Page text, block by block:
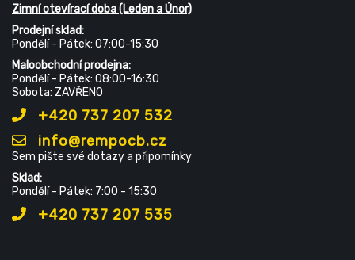
Zimní otevírací doba (Leden a Únor)
Prodejní sklad:
Pondělí - Pátek: 07:00-15:30
Maloobchodní prodejna:
Pondělí - Pátek: 08:00-16:30
Sobota: ZAVŘENO
+420 737 207 532
info@rempocb.cz
Sem pište své dotazy a připomínky
Sklad:
Pondělí - Pátek: 7:00 - 15:30
+420 737 207 535